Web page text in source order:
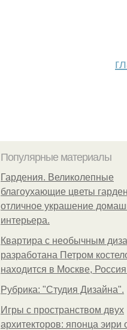
Популярные материалы
Гардения. Великолепные
благоухающие цветы
отличное украшение
интерьера.
Квартира с необычным
разработана Петром
находится в Москве,
Рубрика: "Студия Дизайна".
Игры с пространством двух
архитекторов: японца эири